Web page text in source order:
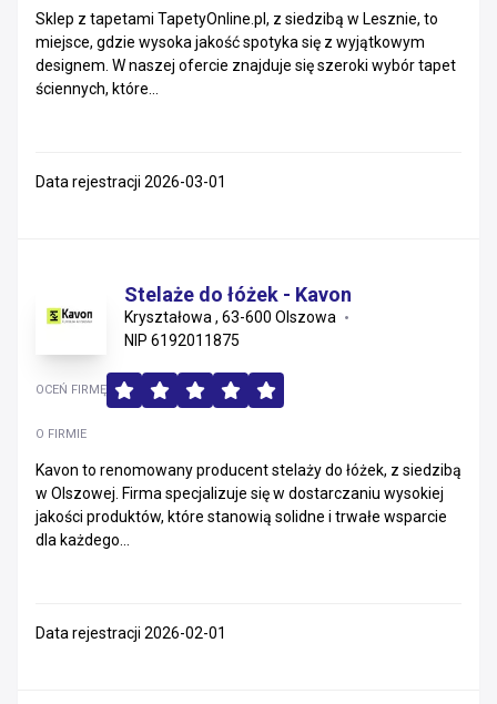
Sklep z tapetami TapetyOnline.pl, z siedzibą w Lesznie, to
miejsce, gdzie wysoka jakość spotyka się z wyjątkowym
designem. W naszej ofercie znajduje się szeroki wybór tapet
ściennych, które...
Data rejestracji 2026-03-01
Stelaże do łóżek - Kavon
Kryształowa , 63-600 Olszowa
NIP 6192011875
O FIRMIE
Kavon to renomowany producent stelaży do łóżek, z siedzibą
w Olszowej. Firma specjalizuje się w dostarczaniu wysokiej
jakości produktów, które stanowią solidne i trwałe wsparcie
dla każdego...
OCEŃ FIRMĘ
Data rejestracji 2026-02-01